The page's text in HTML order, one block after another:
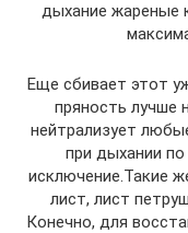
дыхание жареные
Еще сбивает этот
пряность лучше
нейтрализует
при дыхании по
исключение.Такие
лист, лист
Конечно, для